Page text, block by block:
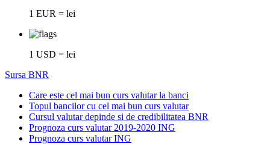
1 EUR = lei
1 USD = lei
Sursa BNR
Care este cel mai bun curs valutar la banci
Topul bancilor cu cel mai bun curs valutar
Cursul valutar depinde si de credibilitatea BNR
Prognoza curs valutar 2019-2020 ING
Prognoza curs valutar ING